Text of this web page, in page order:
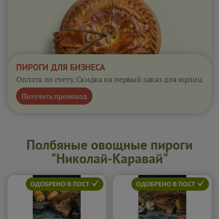
ПИРОГИ ДЛЯ БИЗНЕСА
Оплата по счету. Скидка на первый заказ для юрлиц
Получить промокод
Полбяные овощные пироги
"Николай-Каравай"